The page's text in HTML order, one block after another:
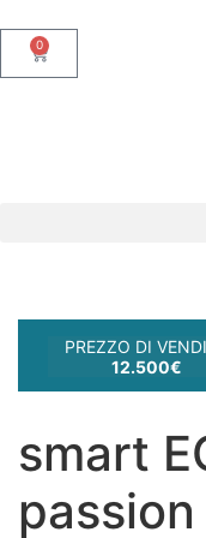
0
PREZZO DI
12.500€
smart
passion